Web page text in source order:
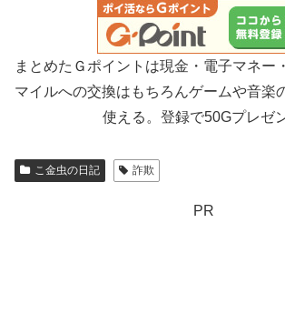
まとめたＧポイントは現金・電子マネー
マイルへの交換はもちろんゲームや音楽
使える。登録で50Gプレゼ
こ金虫の日記 詐欺
PR